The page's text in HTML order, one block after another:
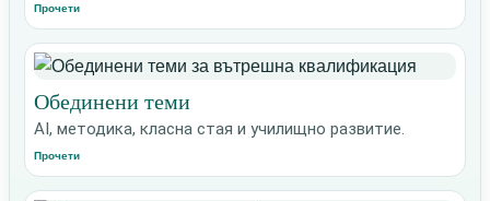
Прочети
Обединени теми
AI, методика, класна стая и училищно развитие.
Прочети